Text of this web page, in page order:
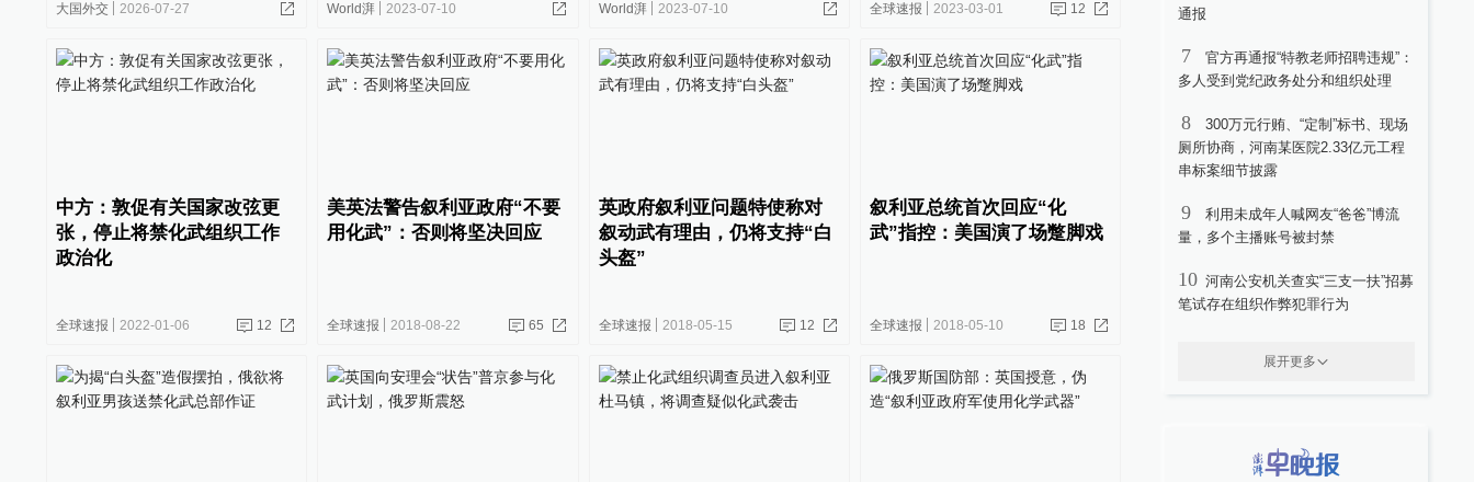
大国外交 2026-07-27 World湃 2023-07-10 World湃 2023-07-10 全球速报 2023-03-01 12
中方：敦促有关国家改弦更
张，停止将禁化武组织工作
政治化
全球速报 2022-01-06 12
美英法警告叙利亚政府“不要
用化武”：否则将坚决回应
全球速报 2018-08-22 65
英政府叙利亚问题特使称对
叙动武有理由，仍将支持“白
头盔”
全球速报 2018-05-15 12
叙利亚总统首次回应“化
武”指控：美国演了场蹩脚戏
全球速报 2018-05-10 18
通报
7
官方再通报“特教老师招聘违规”：
多人受到党纪政务处分和组织处理
8
300万元行贿、“定制”标书、现场
厕所协商，河南某医院2.33亿元工程
串标案细节披露
9
利用未成年人喊网友“爸爸”博流
量，多个主播账号被封禁
10 河南公安机关查实“三支一扶”招募
笔试存在组织作弊犯罪行为
展开更多